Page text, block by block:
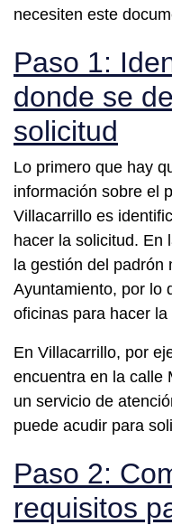
necesiten este
Paso 1:
donde se
solicitud
Lo primero que hay
información sobre el
Villacarrillo es
hacer la solicitud. En
la gestión del padrón
Ayuntamiento, por lo
oficinas para hacer la
En Villacarrillo, por
encuentra en la calle
un servicio de
puede acudir para
Paso 2:
requisitos